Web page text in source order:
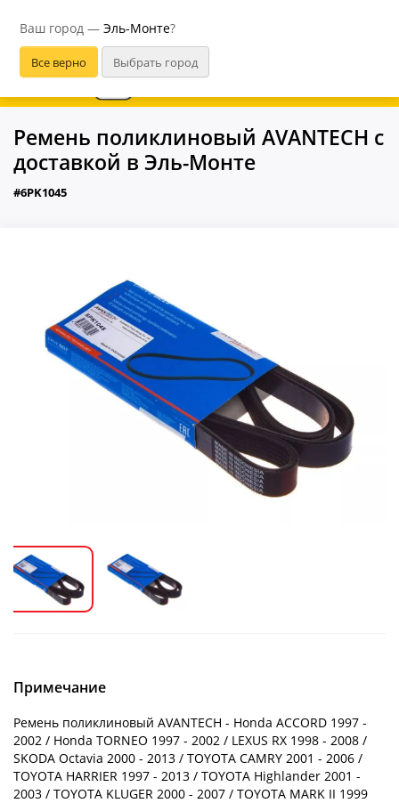
Ваш город — Эль-Монте?
В приложении удобнее
Ремень поликлиновый AVANTECH с
доставкой в Эль-Монте
#6PK1045
Примечание
Ремень поликлиновый AVANTECH - Honda ACCORD 1997 -
2002 / Honda TORNEO 1997 - 2002 / LEXUS RX 1998 - 2008 /
SKODA Octavia 2000 - 2013 / TOYOTA CAMRY 2001 - 2006 /
TOYOTA HARRIER 1997 - 2013 / TOYOTA Highlander 2001 -
2003 / TOYOTA KLUGER 2000 - 2007 / TOYOTA MARK II 1999